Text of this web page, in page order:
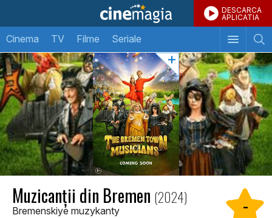
DESCARCA
APLICATIA
Cinema TV Filme Seriale
Muzicanții din Bremen (2024)
Bremenskiye muzykanty -